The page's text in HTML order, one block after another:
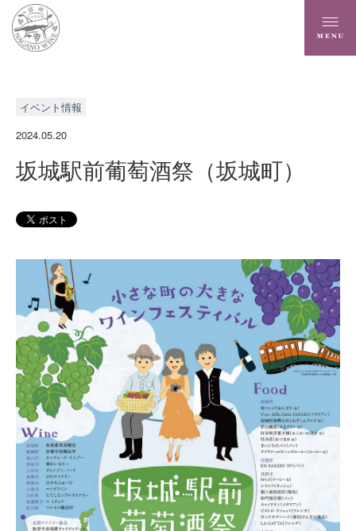
イベント情報
2024.05.20
坂城駅前葡萄酒祭（坂城町）